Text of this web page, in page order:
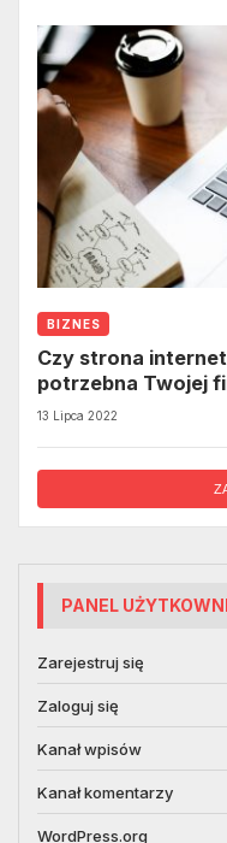
BIZNES
Czy strona
potrzebna Twojej
13 Lipca 2022
PANEL
Zarejestruj się
Zaloguj się
Kanał wpisów
Kanał komentarzy
WordPress.org